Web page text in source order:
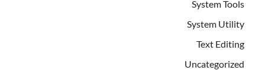
System Tools
System Utility
Text Editing
Uncategorized